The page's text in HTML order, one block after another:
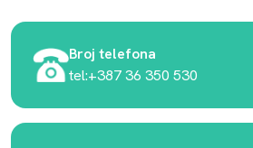
Broj telefona
tel:+387 36 350 530